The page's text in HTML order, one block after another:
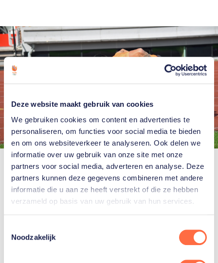
Deze website maakt gebruik van cookies
We gebruiken cookies om content en advertenties te
personaliseren, om functies voor social media te bieden
en om ons websiteverkeer te analyseren. Ook delen we
informatie over uw gebruik van onze site met onze
partners voor social media, adverteren en analyse. Deze
partners kunnen deze gegevens combineren met andere
informatie die u aan ze heeft verstrekt of die ze hebben
verzameld op basis van uw gebruik van hun services.
Noodzakelijk
“Sindsdien kan in vanuit het geloof mijn sport
beleven. Ik haalde de Paralympische Spelen in
Tokio in 2021. Daar werd ik vijfde in de dubbel.
Maar ik wist toen al dat ik daarna zou stoppen. Ik
rolstoeltennisser ter wereld kon worden, hoeveel ik
er ook voor zou doen. Er waren zeker tien gasten